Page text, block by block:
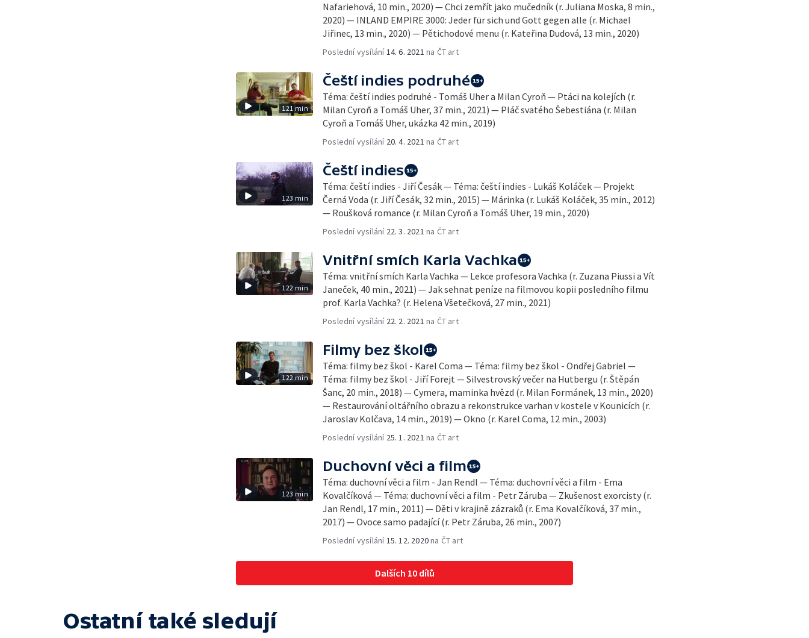
Nafariehová, 10 min., 2020) — Chci zemřít jako mučedník (r. Juliana Moska, 8 min.,
2020) — INLAND EMPIRE 3000: Jeder für sich und Gott gegen alle (r. Michael
Jiřinec, 13 min., 2020) — Pětichodové menu (r. Kateřina Dudová, 13 min., 2020)
Poslední vysílání14. 6. 2021 na ČT art
121 min
Čeští indies podruhé
Téma: čeští indies podruhé - Tomáš Uher a Milan Cyroň — Ptáci na kolejích (r.
Milan Cyroň a Tomáš Uher, 37 min., 2021) — Pláč svatého Šebestiána (r. Milan
Cyroň a Tomáš Uher, ukázka 42 min., 2019)
Poslední vysílání 20. 4. 2021 na ČT art
123 min
Čeští indies
Téma: čeští indies - Jiří Česák — Téma: čeští indies - Lukáš Koláček — Projekt
Černá Voda (r. Jiří Česák, 32 min., 2015) — Márinka (r. Lukáš Koláček, 35 min., 2012)
— Roušková romance (r. Milan Cyroň a Tomáš Uher, 19 min., 2020)
Poslední vysílání 22. 3. 2021 na ČT art
122 min
Vnitřní smích Karla Vachka
Téma: vnitřní smích Karla Vachka — Lekce profesora Vachka (r. Zuzana Piussi a Vít
Janeček, 40 min., 2021) — Jak sehnat peníze na filmovou kopii posledního filmu
prof. Karla Vachka? (r. Helena Všetečková, 27 min., 2021)
Poslední vysílání 22. 2. 2021 na ČT art
122 min
Filmy bez škol
Téma: filmy bez škol - Karel Coma — Téma: filmy bez škol - Ondřej Gabriel —
Téma: filmy bez škol - Jiří Forejt — Silvestrovský večer na Hutbergu (r. Štěpán
Šanc, 20 min., 2018) — Cymera, maminka hvězd (r. Milan Formánek, 13 min., 2020)
— Restaurování oltářního obrazu a rekonstrukce varhan v kostele v Kounicích (r.
Jaroslav Kolčava, 14 min., 2019) — Okno (r. Karel Coma, 12 min., 2003)
Poslední vysílání 25. 1. 2021 na ČT art
123 min
Duchovní věci a film
Téma: duchovní věci a film - Jan Rendl — Téma: duchovní věci a film - Ema
Kovalčíková — Téma: duchovní věci a film - Petr Záruba — Zkušenost exorcisty (r.
Jan Rendl, 17 min., 2011) — Děti v krajině zázraků (r. Ema Kovalčíková, 37 min.,
2017) — Ovoce samo padající (r. Petr Záruba, 26 min., 2007)
Poslední vysílání15. 12. 2020na ČT art
Dalších 10 dílů
Ostatní také sledují